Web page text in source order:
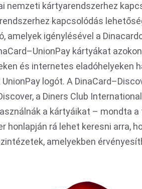
nemzeti kártyarendszerhez
kapcsolódás
amelyek igénylésével a
kártyákat
és internetes eladóhelyeken
logót. A
a Diners Club International
a kártyáikat – mondta
honlapján rá lehet keresni arra,
amelyekben